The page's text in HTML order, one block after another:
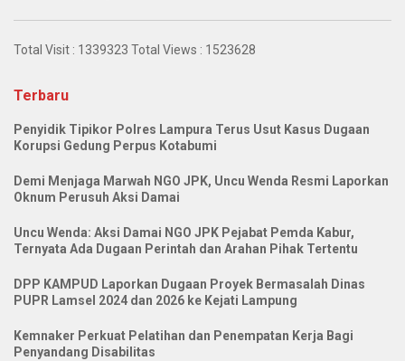
Total Visit : 1339323 Total Views : 1523628
Terbaru
Penyidik Tipikor Polres Lampura Terus Usut Kasus Dugaan
Korupsi Gedung Perpus Kotabumi
Demi Menjaga Marwah NGO JPK, Uncu Wenda Resmi Laporkan
Oknum Perusuh Aksi Damai
Uncu Wenda: Aksi Damai NGO JPK Pejabat Pemda Kabur,
Ternyata Ada Dugaan Perintah dan Arahan Pihak Tertentu
DPP KAMPUD Laporkan Dugaan Proyek Bermasalah Dinas
PUPR Lamsel 2024 dan 2026 ke Kejati Lampung
Kemnaker Perkuat Pelatihan dan Penempatan Kerja Bagi
Penyandang Disabilitas